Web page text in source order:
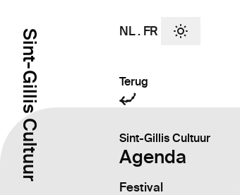
Sint-Gillis Cultuur NL . FR
Terug
Sint-Gillis Cultuur
Agenda
Festival